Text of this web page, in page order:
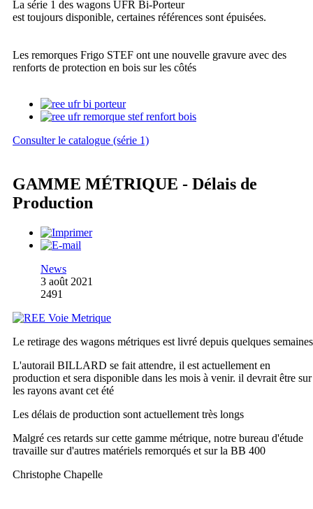
La série 1 des wagons UFR Bi-Porteur
est toujours disponible, certaines références sont épuisées.
Les remorques Frigo STEF ont une nouvelle gravure avec des
renforts de protection en bois sur les côtés
Consulter le catalogue (série 1)
GAMME MÉTRIQUE - Délais de
Production
News
3 août 2021
2491
Le retirage des wagons métriques est livré depuis quelques semaines
L'autorail BILLARD se fait attendre, il est actuellement en
production et sera disponible dans les mois à venir. il devrait être sur
les rayons avant cet été
Les délais de production sont actuellement très longs
Malgré ces retards sur cette gamme métrique, notre bureau d'étude
travaille sur d'autres matériels remorqués et sur la BB 400
Christophe Chapelle